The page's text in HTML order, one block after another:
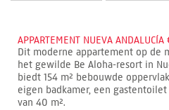
APPARTEMENT NUEVA
Dit moderne appartement op de
het gewilde Be Aloha-resort in
biedt 154 m² bebouwde
eigen badkamer, een
van 40 m².